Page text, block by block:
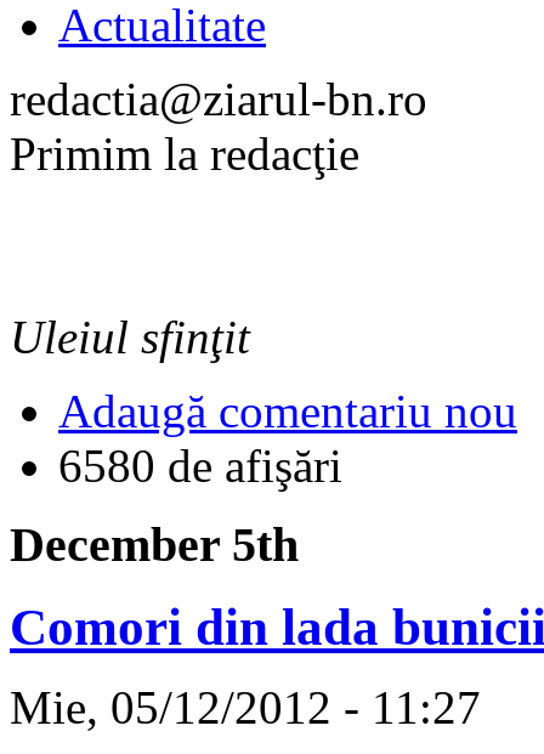
Actualitate
redactia@ziarul-bn.ro
Primim la redacţie
Uleiul sfinţit
Adaugă comentariu nou
6580 de afişări
December 5th
Comori din lada
Mie, 05/12/2012 - 11:27